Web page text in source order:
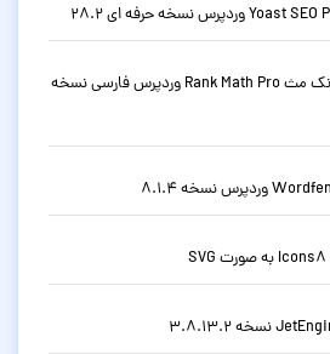
دانلود افزونه سئو حرفه ای رنک مث Rank Math Pro وردپرس فارسی نسخه